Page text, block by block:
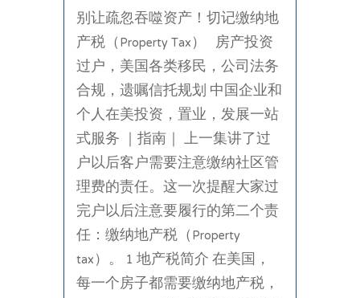
别让疏忽吞噬资产！切记缴纳地
产税（Property Tax） 房产投资
过户，美国各类移民，公司法务
合规，遗嘱信托规划 中国企业和
个人在美投资，置业，发展一站
式服务 ｜指南｜ 上一集讲了过
户以后客户需要注意缴纳社区管
理费的责任。这一次提醒大家过
完户以后注意要履行的第二个责
任：缴纳地产税（Property
tax）。 1 地产税简介 在美国，
每一个房子都需要缴纳地产税，